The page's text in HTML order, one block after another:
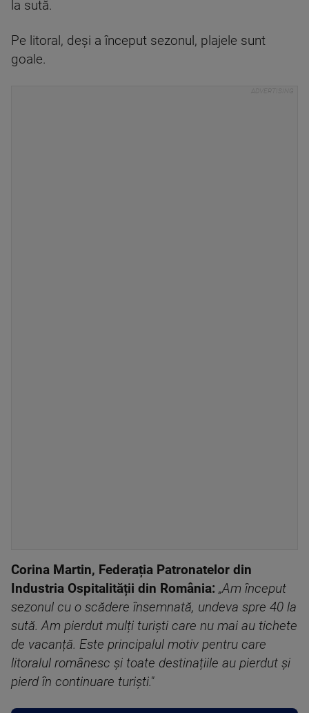
la sută.
Pe litoral, deși a început sezonul, plajele sunt
goale.
Corina Martin, Federația Patronatelor din
Industria Ospitalității din România: „Am început
sezonul cu o scădere însemnată, undeva spre 40 la
sută. Am pierdut mulți turiști care nu mai au tichete
de vacanță. Este principalul motiv pentru care
litoralul românesc și toate destinațiile au pierdut și
pierd în continuare turiști."